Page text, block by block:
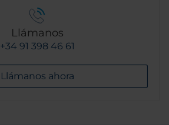
Llámanos
+34 91 398 46 61
Llámanos ahora